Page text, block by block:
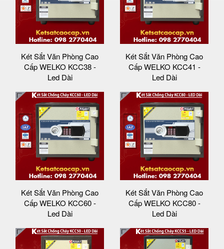
Két Sắt Văn Phòng Cao
Cấp WELKO KCC38 -
Led Dài
Két Sắt Văn Phòng Cao
Cấp WELKO KCC41 -
Led Dài
Két Sắt Văn Phòng Cao
Cấp WELKO KCC60 -
Led Dài
Két Sắt Văn Phòng Cao
Cấp WELKO KCC80 -
Led Dài